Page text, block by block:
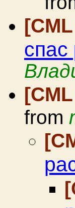
спас
from